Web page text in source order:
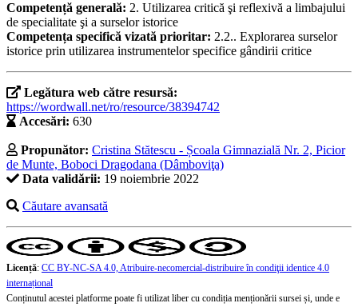
Competență generală: 2. Utilizarea critică şi reflexivă a limbajului
de specialitate şi a surselor istorice
Competența specifică vizată prioritar: 2.2.. Explorarea surselor
istorice prin utilizarea instrumentelor specifice gândirii critice
Legătura web către resursă:
https://wordwall.net/ro/resource/38394742
Accesări: 630
Propunător: Cristina Stătescu - Școala Gimnazială Nr. 2, Picior
de Munte, Boboci Dragodana (Dâmboviţa)
Data validării: 19 noiembrie 2022
Căutare avansată
Licență: CC BY-NC-SA 4.0, Atribuire-necomercial-distribuire în condiţii identice 4.0
internațional
Conținutul acestei platforme poate fi utilizat liber cu condiția menționării sursei și, unde e